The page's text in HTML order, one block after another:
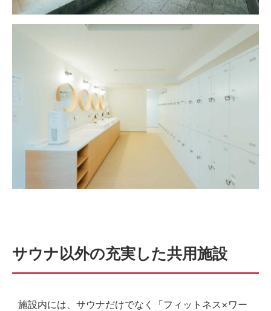
サウナ以外の充実した共用施設
施設内には、サウナだけでなく「フィットネス×ワー